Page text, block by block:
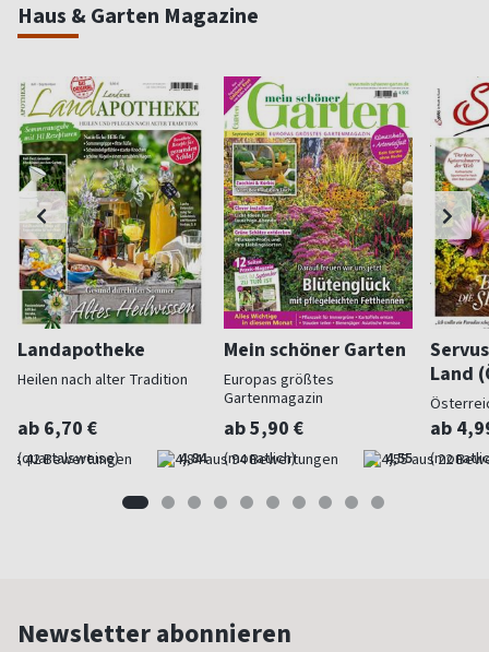
Haus & Garten Magazine
Landapotheke
Heilen nach alter Tradition
ab 6,70 €
(quartalsweise) 4,84
Mein schöner Garten
Europas größtes
Gartenmagazin
ab 5,90 €
(monatlich) 4,55
Land
ab
Newsletter abonnieren